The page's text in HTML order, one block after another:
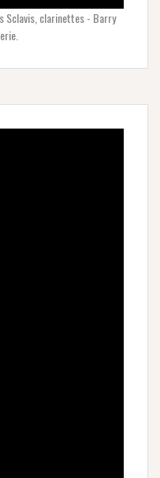
Sclavis, clarinettes - Barry